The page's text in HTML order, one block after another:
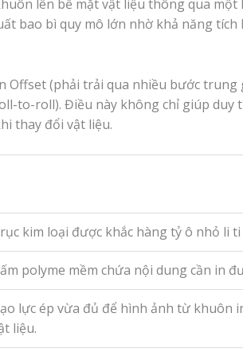
lên bề mặt vật liệu thông qua
bao bì quy mô lớn nhờ khả năng
Offset (phải trải qua nhiều bước
to-roll). Điều này không chỉ giúp
thay đổi vật liệu.
kim loại được khắc hàng tỷ ô nhỏ li
polyme mềm chứa nội dung cần in
lực ép vừa đủ để hình ảnh từ khuôn
liệu.